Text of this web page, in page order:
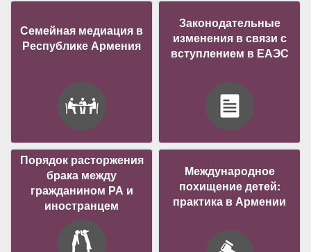
Семейная медиация в
Республике Армения
Законодательные
изменения в связи с
вступлением в ЕАЭС
Порядок расторжения
брака между
гражданином РА и
иностранцем
Международное
похищение детей:
практика в Армении